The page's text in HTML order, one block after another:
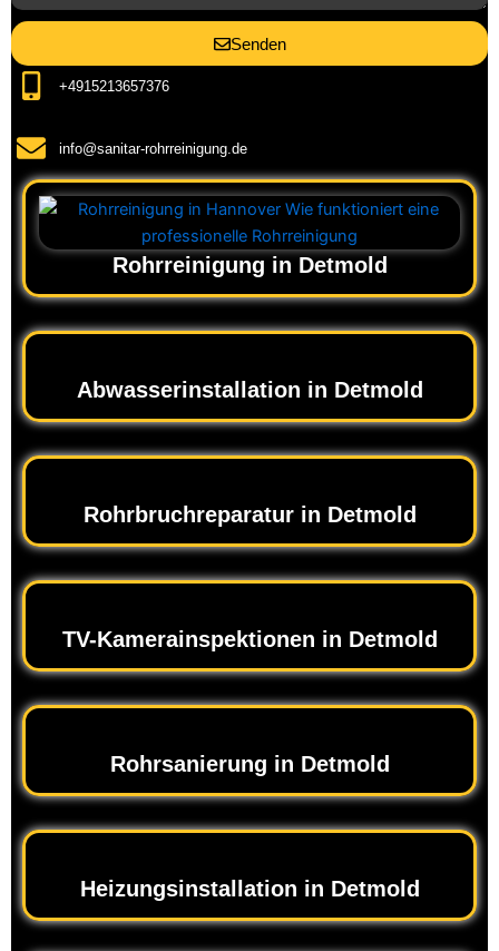
Senden
+4915213657376
info@sanitar-rohrreinigung.de
Rohrreinigung in Detmold
Abwasserinstallation in Detmold
Rohrbruchreparatur in Detmold
TV-Kamerainspektionen in Detmold
Rohrsanierung in Detmold
Heizungsinstallation in Detmold